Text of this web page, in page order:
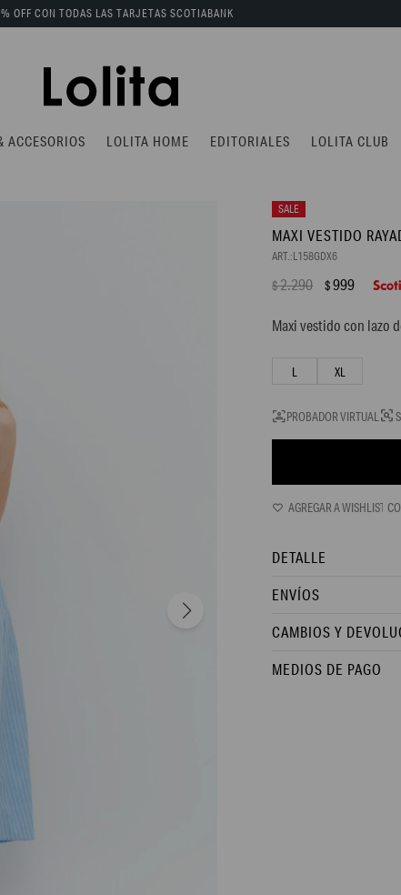
ACCESORIOS LOLITA HOME EDITORIALES LOLITA CLUB
OFF CON TODAS LAS TARJETAS SCOTIABANK
MAXI VESTIDO
L158GDX6
$2.290 $999
Maxi vestido con lazo
L XL
PROBADOR VIRTUAL
DETALLE
ENVÍOS
CAMBIOS Y
MEDIOS DE PAGO